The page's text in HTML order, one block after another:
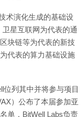
术演化生成的基础设
星互联网为代表的通
块链等为代表的新技
代表的算力基础设施
位列其中并将参与项目
）公布了本届参加亚
单，BitWell Labs负责